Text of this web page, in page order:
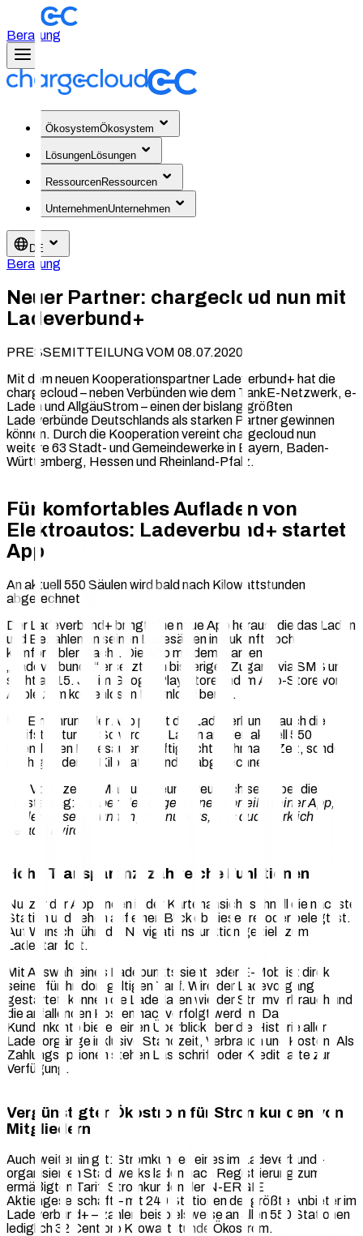
Beratung
ÖkosystemÖkosystem
LösungenLösungen
RessourcenRessourcen
UnternehmenUnternehmen
DE
Beratung
Neuer Partner: chargecloud nun mit
Ladeverbund+
PRESSEMITTEILUNG VOM 08.07.2020
Mit dem neuen Kooperationspartner Ladeverbund+ hat die
chargecloud – neben Verbünden wie dem TankE-Netzwerk, e-
Laden und AllgäuStrom – einen der bislang größten
Ladeverbünde Deutschlands als starken Partner gewinnen
können. Durch die Kooperation vereint chargecloud nun
weitere 63 Stadt- und Gemeindewerke in Bayern, Baden-
Württemberg, Hessen und Rheinland-Pfalz.
Für komfortables Aufladen von
Elektroautos: Ladeverbund+ startet
App
An aktuell 550 Säulen wird bald nach Kilowattstunden
abgerechnet
Der Ladeverbund+ bringt eine neue App heraus, die das Laden
und Bezahlen an seinen Ladesäulen in Zukunft noch
komfortabler macht. Die App mit dem Namen
„Ladeverbund+“ ersetzt den bisherigen Zugang via SMS und
steht ab 15. Juli im Google Play Store und im App-Store von
Apple zum kostenlosen Download bereit.
Mit Einführung der App passt der Ladeverbund+ auch die
Tarifstruktur an. So wird das Laden an allen aktuell 550
öffentlichen Ladesäulen künftig nicht mehr nach Zeit, sondern
nach geladenen Kilowattstunden abgerechnet.
Der Vorsitzende Marcus Steurer freut sich sehr über die
Umstellung: „
Neben den allgemeinen Vorteilen einer App,
zahlen unsere Kunden jetzt nur das, was auch wirklich
geladen wird.
Hohe Transparenz, zahlreiche Funktionen
Nutzer der App finden in der Kartenansicht schnell die nächste
Station und sehen auf einen Blick ob diese frei oder belegt ist.
Auf Wunsch führt die Navigationsfunktion gezielt zum
Ladestandort.
Mit Auswahl eines Ladepunkts sieht jeder E-Mobilist direkt
seinen für ihn dort gültigen Tarif. Wird der Ladevorgang
gestartet, können die Ladedaten wie der Stromverbrauch und
die anfallenden Kosten nachverfolgt werden. Das
Kundenkonto bietet einen Überblick über die Historie aller
Ladevorgänge inklusive Standzeit, Verbrauch und Kosten. Als
Zahlungsoptionen stehen Lastschrift oder Kreditkarte zur
Verfügung.
Vergünstigter Ökostrom für Stromkunden von
Mitgliedern
Auch weiterhin gilt: Stromkunden eines im Ladeverbund+
organisierten Stadtwerks laden nach Registrierung zum
ermäßigten Tarif. Stromkunden der N-ERGIE
Aktiengesellschaft – mit 240 Stationen der größte Anbieter im
Ladeverbund+ – zahlen beispielsweise an allen 550 Stationen
lediglich 32 Cent pro Kilowattstunde Ökostrom.